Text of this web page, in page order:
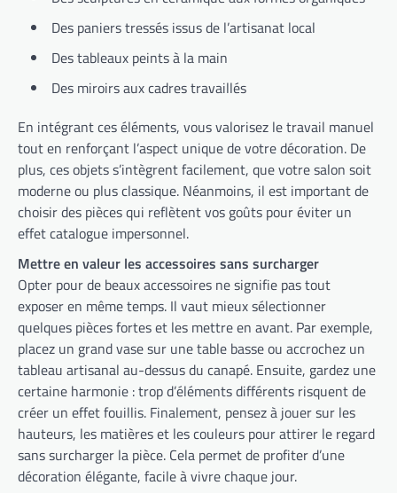
Des paniers tressés issus de l’artisanat local
Des tableaux peints à la main
Des miroirs aux cadres travaillés
En intégrant ces éléments, vous valorisez le travail manuel
tout en renforçant l’aspect unique de votre décoration. De
plus, ces objets s’intègrent facilement, que votre salon soit
moderne ou plus classique. Néanmoins, il est important de
choisir des pièces qui reflètent vos goûts pour éviter un
effet catalogue impersonnel.
Mettre en valeur les accessoires sans surcharger
Opter pour de beaux accessoires ne signifie pas tout
exposer en même temps. Il vaut mieux sélectionner
quelques pièces fortes et les mettre en avant. Par exemple,
placez un grand vase sur une table basse ou accrochez un
tableau artisanal au-dessus du canapé. Ensuite, gardez une
certaine harmonie : trop d’éléments différents risquent de
créer un effet fouillis. Finalement, pensez à jouer sur les
hauteurs, les matières et les couleurs pour attirer le regard
sans surcharger la pièce. Cela permet de profiter d’une
décoration élégante, facile à vivre chaque jour.